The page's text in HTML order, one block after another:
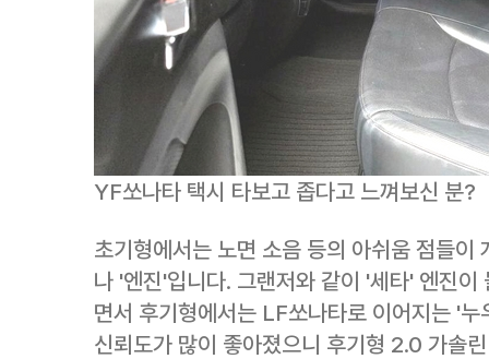
YF쏘나타 택시 타보고 좁다고 느껴보신 분?
초기형에서는 노면 소음 등의 아쉬움 점들이
나 '엔진'입니다. 그랜저와 같이 '세타' 엔진
면서 후기형에서는 LF쏘나타로 이어지는 '
신뢰도가 많이 좋아졌으니 후기형 2.0 가솔